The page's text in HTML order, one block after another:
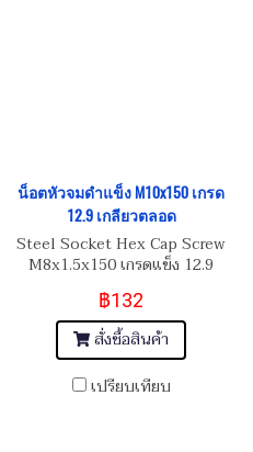
น็อตหัวจมดำแข็ง M10x150 เกรด
12.9 เกลียวตลอด
Steel Socket Hex Cap Screw
M8x1.5x150 เกรดแข็ง 12.9
฿132
สั่งซื้อสินค้า
เปรียบเทียบ